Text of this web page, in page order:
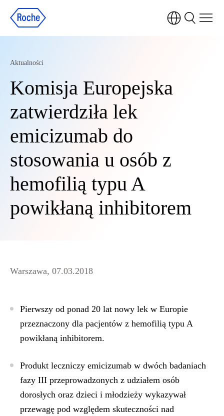
Aktualności
Komisja Europejska
zatwierdziła lek
emicizumab do
stosowania u osób z
hemofilią typu A
powikłaną inhibitorem
Warszawa, 07.03.2018
Pierwszy od ponad 20 lat nowy lek w Europie
przeznaczony dla pacjentów z hemofilią typu A
powikłaną inhibitorem.
Produkt leczniczy emicizumab w dwóch badaniach
fazy III przeprowadzonych z udziałem osób
dorosłych oraz dzieci i młodzieży wykazywał
przewagę pod względem skuteczności nad